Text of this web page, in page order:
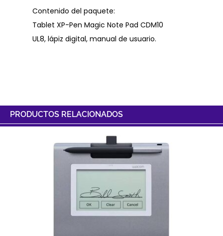
Contenido del paquete:
Tablet XP-Pen Magic Note Pad CDM10
UL8, lápiz digital, manual de usuario.
PRODUCTOS RELACIONADOS